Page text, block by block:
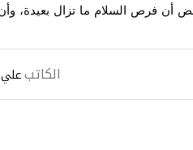
أن فرص السلام ما تزال بعيدة،
الكاتب علي